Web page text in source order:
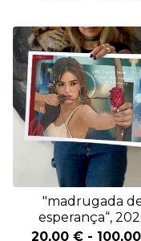
"madrugada
esperança“,
20,00 €- 100,00